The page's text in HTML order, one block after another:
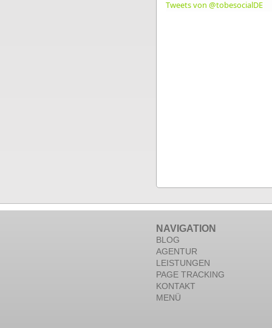
Tweets von @tobesocialDE
NAVIGATION
BLOG
AGENTUR
LEISTUNGEN
PAGE TRACKING
KONTAKT
MENÜ